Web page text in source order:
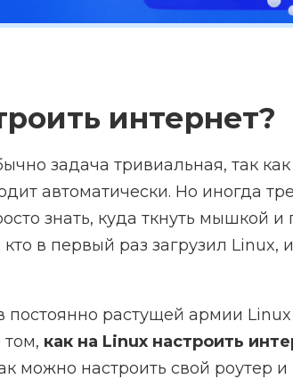
интернет?
задача тривиальная, так как
автоматически. Но иногда
знать, куда ткнуть мышкой и
кто в первый раз загрузил Linux,
постоянно растущей армии
как на Linux настроить
можно настроить свой роутер и